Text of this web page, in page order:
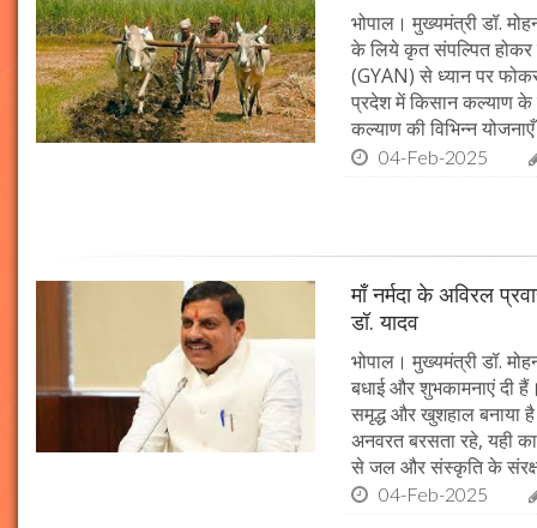
भोपाल। मुख्यमंत्री डॉ.
के लिये कृत संपल्पित होकर
(GYAN) से ध्यान पर
प्रदेश में किसान कल्याण के
कल्याण की विभिन्न
04-Feb-2025
माँ नर्मदा के अविरल
डॉ. यादव
भोपाल। मुख्यमंत्री डॉ.
बधाई और शुभकामनाएं दी
समृद्ध और खुशहाल बनाया
अनवरत बरसता रहे, यही
से जल और संस्कृति के
04-Feb-2025